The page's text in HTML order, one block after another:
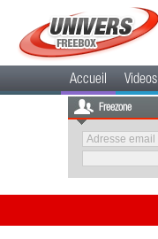
Accueil Videos
Freezone